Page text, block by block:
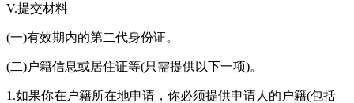
V.提交材料
(一)有效期内的第二代身份证。
(二)户籍信息或居住证等(只需提供以下一项)。
1.如果你在户籍所在地申请，你必须提供申请人的户籍(包括